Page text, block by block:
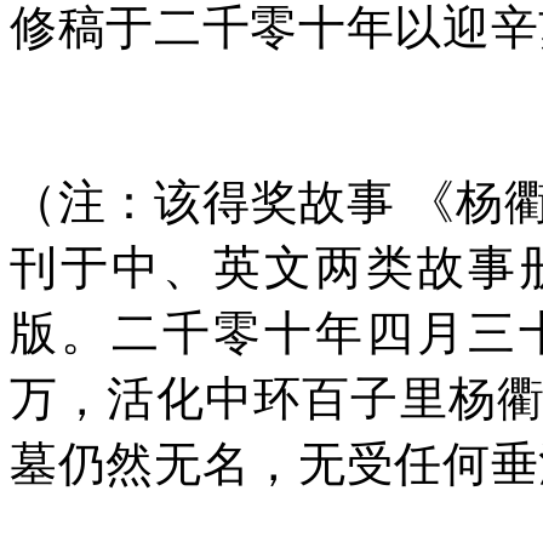
修稿于二千零十年以迎
（注：该得奖故事 《杨
刊于中、英文两类故事
版。二千零十年四月三
万，活化中环百子里杨
墓仍然无名，无受任何